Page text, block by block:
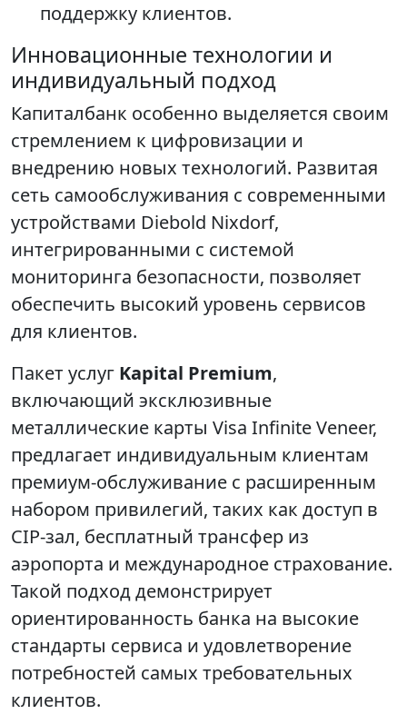
поддержку клиентов.
Инновационные технологии и
индивидуальный подход
Капиталбанк особенно выделяется своим
стремлением к цифровизации и
внедрению новых технологий. Развитая
сеть самообслуживания с современными
устройствами Diebold Nixdorf,
интегрированными с системой
мониторинга безопасности, позволяет
обеспечить высокий уровень сервисов
для клиентов.
Пакет услуг Kapital Premium,
включающий эксклюзивные
металлические карты Visa Infinite Veneer,
предлагает индивидуальным клиентам
премиум-обслуживание с расширенным
набором привилегий, таких как доступ в
CIP-зал, бесплатный трансфер из
аэропорта и международное страхование.
Такой подход демонстрирует
ориентированность банка на высокие
стандарты сервиса и удовлетворение
потребностей самых требовательных
клиентов.